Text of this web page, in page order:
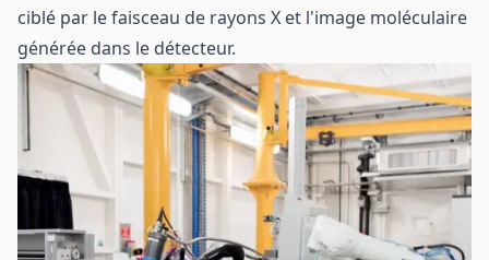
ciblé par le faisceau de rayons X et l'image moléculaire
générée dans le détecteur.